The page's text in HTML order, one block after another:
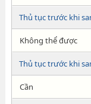
Thủ tục trước khi
Không thể được
Thủ tục trước khi
Cần